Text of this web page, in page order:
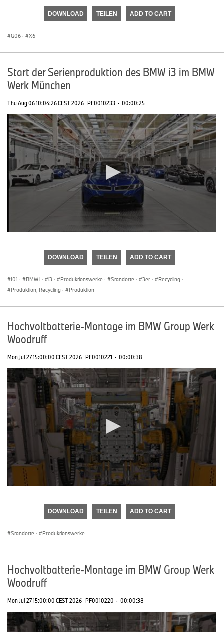
DOWNLOAD TEILEN ADD TO CART
G06 · X6
Start der Serienproduktion des BMW i3 im BMW
Werk München
Thu Aug 06 10:04:26 CEST 2026 PF0010233 · 00:00:25
DOWNLOAD TEILEN ADD TO CART
I01 · BMW i · i3 · Produktionswerke · Standorte · 3er · Recycling ·
Produktion, Recycling · Produktion
Hochvoltbatterie-Montage im BMW Group Werk
Woodruff
Mon Jul 27 15:00:00 CEST 2026 PF0010221 · 00:00:38
DOWNLOAD TEILEN ADD TO CART
Standorte · Produktionswerke
Hochvoltbatterie-Montage im BMW Group Werk
Woodruff
Mon Jul 27 15:00:00 CEST 2026 PF0010220 · 00:00:38